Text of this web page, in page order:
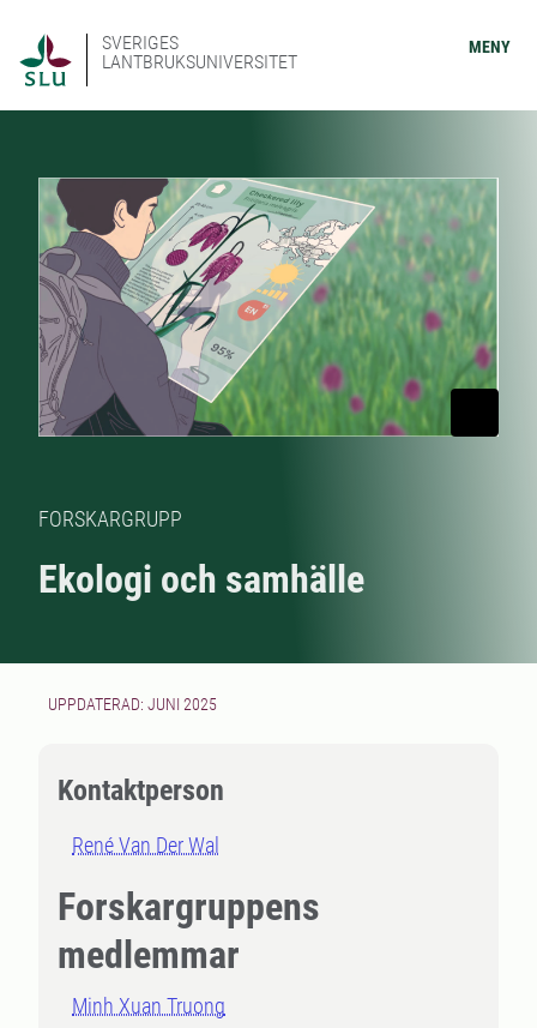
SVERIGES
LANTBRUKSUNIVERSITET
MENY
FORSKARGRUPP
Ekologi och samhälle
UPPDATERAD: JUNI 2025
Kontaktperson
René Van Der Wal
Forskargruppens
medlemmar
Minh Xuan Truong